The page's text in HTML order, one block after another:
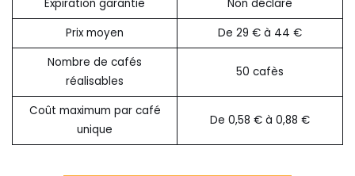
Expiration garantie
Non déclaré
Prix moyen
De 29 € à 44 €
Nombre de cafés
réalisables
50 cafès
Coût maximum par café
unique
De 0,58 € à 0,88 €